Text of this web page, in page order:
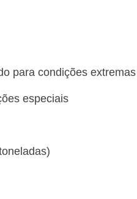
para condições extremas
especiais